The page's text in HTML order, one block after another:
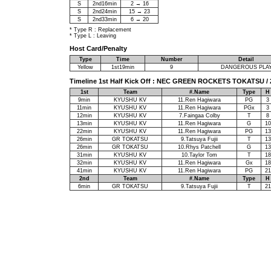
S
2nd16min
2 → 16
S
2nd24min
15 → 23
S
2nd33min 6 → 20
* Type R : Replacement
* Type L : Leaving
Host Card/Penalty
Type Time Number
Detail
Yellow
1st19min 9 DANGEROUS
Timeline 1st Half Kick Off : NEC GREEN ROCKETS
1st Team #.Name Type
H
9min
KYUSHU KV 11.Ren Hagiwara PG
3
11min
KYUSHU KV 11.Ren Hagiwara PGx
3
12min
KYUSHU KV 7.Faingaa Colby T
8
13min
KYUSHU KV 11.Ren Hagiwara G
10
22min
KYUSHU KV 11.Ren Hagiwara PG
13
26min
GR TOKATSU 9.Tatsuya Fujii T
13
26min
GR TOKATSU 10.Rhys Patchell G
13
31min
KYUSHU KV 10.Taylor Tom T
18
32min
KYUSHU KV 11.Ren Hagiwara Gx
18
41min
KYUSHU KV 11.Ren Hagiwara PG
21
2nd
Team #.Name Type
H
6min
GR TOKATSU 9.Tatsuya Fujii T 21